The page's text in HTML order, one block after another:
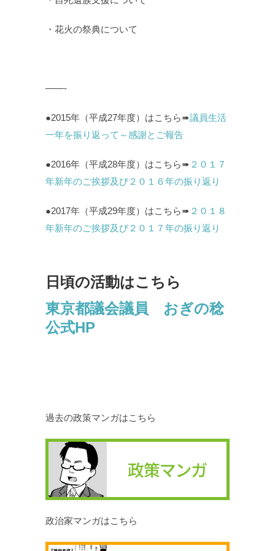
・花火の祭典について
——-
●2015年（平成27年度）はこちら➠議員生活
一年を振り返って～感謝とご報告
●2016年（平成28年度）はこちら➠ ２０１７
年新年のご挨拶及び２０１６年の振り返り
●2017年（平成29年度）はこちら➠ ２０１８
年新年のご挨拶及び２０１７年の振り返り
日頃の活動はこちら
東京都議会議員 おぎの稔
公式HP
過去の政策マンガはこちら
政治家マンガはこちら